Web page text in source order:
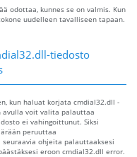
odottaa, kunnes se on valmis. Kun
uudelleen tavalliseen tapaan.
tiedosto
kun haluat korjata cmdial32.dll -
avulla voit valita palauttaa
ei vahingoittunut. Siksi
peruuttaa
ohjeita palauttaaksesi
eroon cmdial32.dll error.